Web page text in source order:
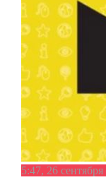
5:47, 26